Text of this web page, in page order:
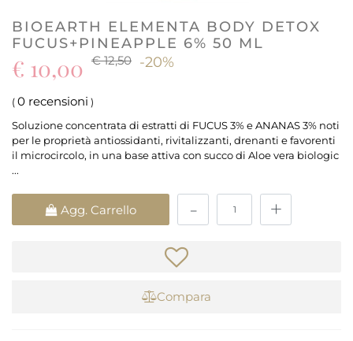
BIOEARTH ELEMENTA BODY DETOX
FUCUS+PINEAPPLE 6% 50 ML
€ 12,50 -20%
€ 10,00
( 0 recensioni )
Soluzione concentrata di estratti di FUCUS 3% e ANANAS 3% noti
per le proprietà antiossidanti, rivitalizzanti, drenanti e favorenti
il microcircolo, in una base attiva con succo di Aloe vera biologic
...
Agg. Carrello
Compara